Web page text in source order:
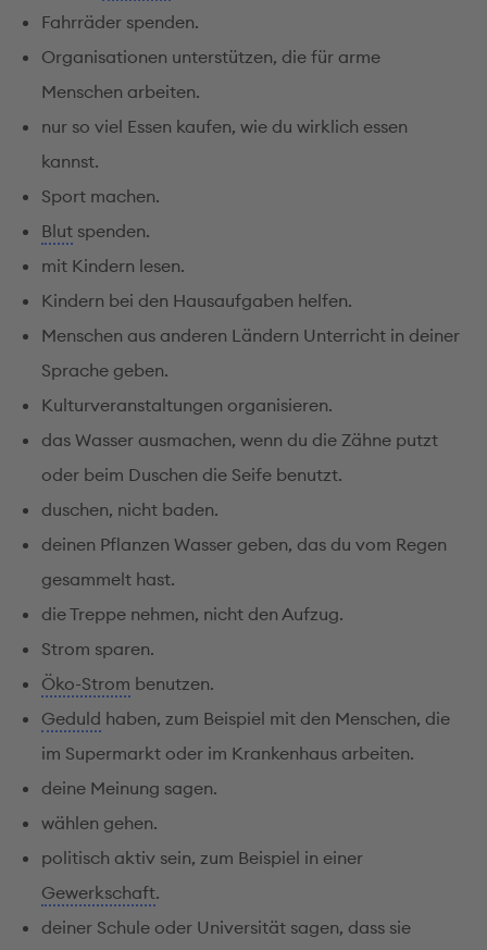
Fahrräder spenden.
Organisationen unterstützen, die für arme
Menschen arbeiten.
nur so viel Essen kaufen, wie du wirklich essen
kannst.
Sport machen.
Blut spenden.
mit Kindern lesen.
Kindern bei den Hausaufgaben helfen.
Menschen aus anderen Ländern Unterricht in deiner
Sprache geben.
Kulturveranstaltungen organisieren.
das Wasser ausmachen, wenn du die Zähne putzt
oder beim Duschen die Seife benutzt.
duschen, nicht baden.
deinen Pflanzen Wasser geben, das du vom Regen
gesammelt hast.
die Treppe nehmen, nicht den Aufzug.
Strom sparen.
Öko-Strom benutzen.
Geduld haben, zum Beispiel mit den Menschen, die
im Supermarkt oder im Krankenhaus arbeiten.
deine Meinung sagen.
wählen gehen.
politisch aktiv sein, zum Beispiel in einer
Gewerkschaft.
deiner Schule oder Universität sagen, dass sie